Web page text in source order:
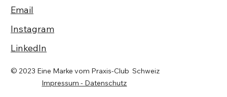
Email
Instagram
LinkedIn
© 2023 Eine Marke vom Praxis-Club Schweiz
Impressum - Datenschutz